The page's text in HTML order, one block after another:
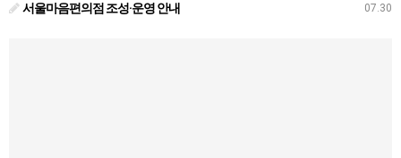
07.30
서울마음편의점 조성·운영 안내